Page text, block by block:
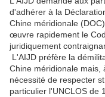
d'adhérer à la
Chine méridionale
œuvre rapidement le
juridiquement
L'AIJD préfère la
Chine méridionale mais,
nécessité de respecter
particulier l'UNCLOS de